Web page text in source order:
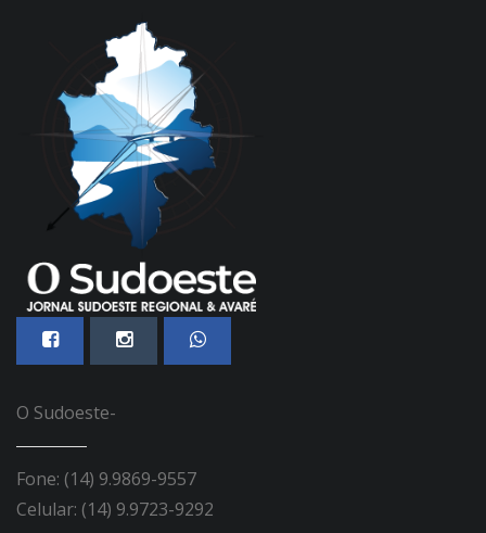
O Sudoeste-
Fone: (14) 9.9869-9557
Celular: (14) 9.9723-9292